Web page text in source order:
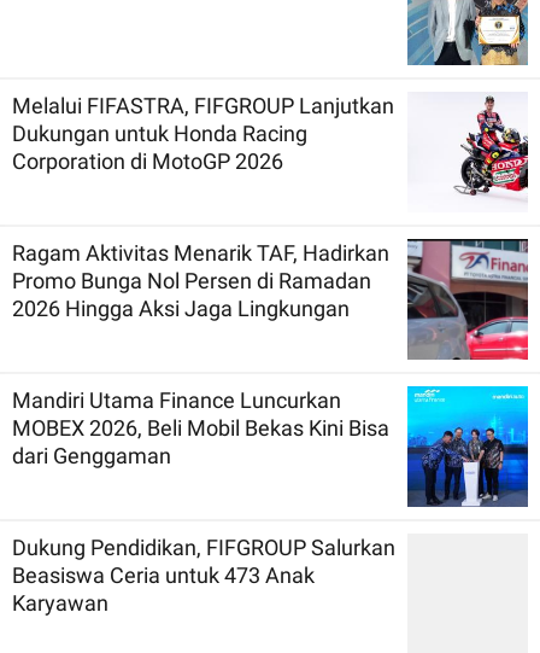
Melalui FIFASTRA, FIFGROUP Lanjutkan
Dukungan untuk Honda Racing
Corporation di MotoGP 2026
Ragam Aktivitas Menarik TAF, Hadirkan
Promo Bunga Nol Persen di Ramadan
2026 Hingga Aksi Jaga Lingkungan
Mandiri Utama Finance Luncurkan
MOBEX 2026, Beli Mobil Bekas Kini Bisa
dari Genggaman
Dukung Pendidikan, FIFGROUP Salurkan
Beasiswa Ceria untuk 473 Anak
Karyawan